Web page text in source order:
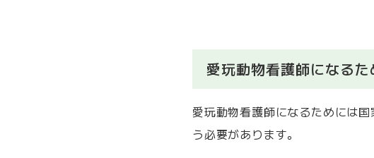
愛玩動物看護師になる
愛玩動物看護師になるためには
う必要があります。